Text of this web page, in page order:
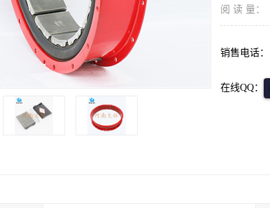
阅 读 量：
销售电话：
在线QQ：